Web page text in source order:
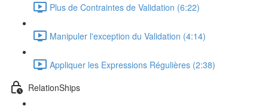
Plus de Contraintes de Validation (6:22)
Manipuler l'exception du Validation (4:14)
Appliquer les Expressions Régulières (2:38)
RelationShips